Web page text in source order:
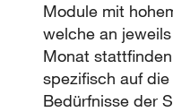
Module mit
welche an
Monat
spezifisch auf
Bedürfnisse der